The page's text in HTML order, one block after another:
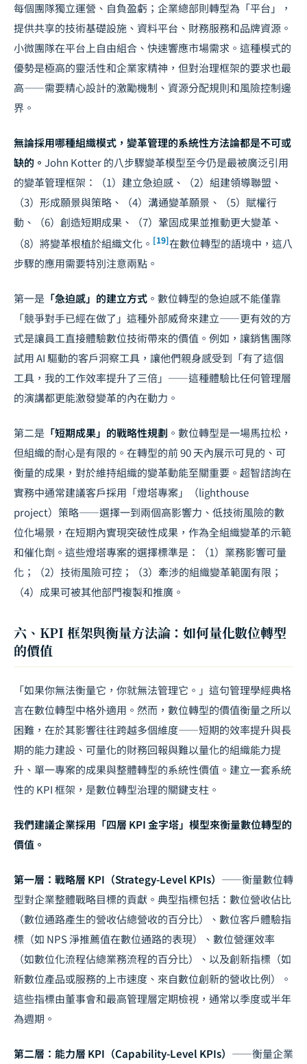
每個團隊獨立運營、自負盈虧；企業總部則轉型為「平台」，
提供共享的技術基礎設施、資料平台、財務服務和品牌資源。
小微團隊在平台上自由組合、快速響應市場需求。這種模式的
優勢是極高的靈活性和企業家精神，但對治理框架的要求也最
高——需要精心設計的激勵機制、資源分配規則和風險控制邊
界。
無論採用哪種組織模式，變革管理的系統性方法論都是不可或
缺的。 John Kotter 的八步驟變革模型至今仍是最被廣泛引用
的變革管理框架：（1）建立急迫感、（2）組建領導聯盟、
（3）形成願景與策略、（4）溝通變革願景、（5）賦權行
動、（6）創造短期成果、（7）鞏固成果並推動更大變革、
（8）將變革根植於組織文化。 [19]在數位轉型的語境中，這八
步驟的應用需要特別注意兩點。
第一是 「急迫感」的建立方式 。數位轉型的急迫感不能僅靠
「競爭對手已經在做了」這種外部威脅來建立——更有效的方
式是讓員工直接體驗數位技術帶來的價值。例如，讓銷售團隊
試用 AI 驅動的客戶洞察工具，讓他們親身感受到「有了這個
工具，我的工作效率提升了三倍」——這種體驗比任何管理層
的演講都更能激發變革的內在動力。
第二是 「短期成果」的戰略性規劃 。數位轉型是一場馬拉松，
但組織的耐心是有限的。在轉型的前 90 天內展示可見的、可
衡量的成果，對於維持組織的變革動能至關重要。超智諮詢在
實務中通常建議客戶採用「燈塔專案」（lighthouse
project）策略——選擇一到兩個高影響力、低技術風險的數
位化場景，在短期內實現突破性成果，作為全組織變革的示範
和催化劑。這些燈塔專案的選擇標準是：（1）業務影響可量
化；（2）技術風險可控；（3）牽涉的組織變革範圍有限；
（4）成果可被其他部門複製和推廣。
六、KPI 框架與衡量方法論：如何量化數位轉型
的價值
「如果你無法衡量它，你就無法管理它。」這句管理學經典格
言在數位轉型中格外適用。然而，數位轉型的價值衡量之所以
困難，在於其影響往往跨越多個維度——短期的效率提升與長
期的能力建設、可量化的財務回報與難以量化的組織能力提
升、單一專案的成果與整體轉型的系統性價值。建立一套系統
性的 KPI 框架，是數位轉型治理的關鍵支柱。
我們建議企業採用「四層 KPI 金字塔」模型來衡量數位轉型的
價值。
第一層：戰略層 KPI（Strategy-Level KPIs） ——衡量數位轉
型對企業整體戰略目標的貢獻。典型指標包括：數位營收佔比
（數位通路產生的營收佔總營收的百分比）、數位客戶體驗指
標（如 NPS 淨推薦值在數位通路的表現）、數位營運效率
（如數位化流程佔總業務流程的百分比）、以及創新指標（如
新數位產品或服務的上市速度、來自數位創新的營收比例）。
這些指標由董事會和最高管理層定期檢視，通常以季度或半年
為週期。
第二層：能力層 KPI（Capability-Level KPIs） ——衡量企業